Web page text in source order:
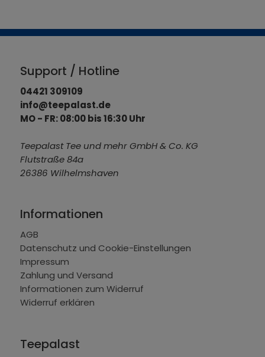
Support / Hotline
04421 309109
info@teepalast.de
MO - FR: 08:00 bis 16:30 Uhr
Teepalast Tee und mehr GmbH & Co. KG
Flutstraße 84a
26386 Wilhelmshaven
Informationen
AGB
Datenschutz und Cookie-Einstellungen
Impressum
Zahlung und Versand
Informationen zum Widerruf
Widerruf erklären
Teepalast